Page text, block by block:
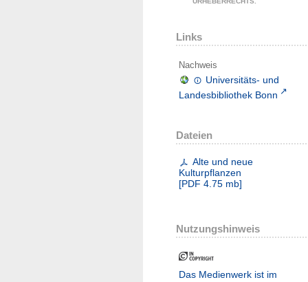
Links
Nachweis
Universitäts- und
Landesbibliothek Bonn
Dateien
Alte und neue
Kulturpflanzen
[PDF 4.75 mb]
Nutzungshinweis
Das Medienwerk ist im